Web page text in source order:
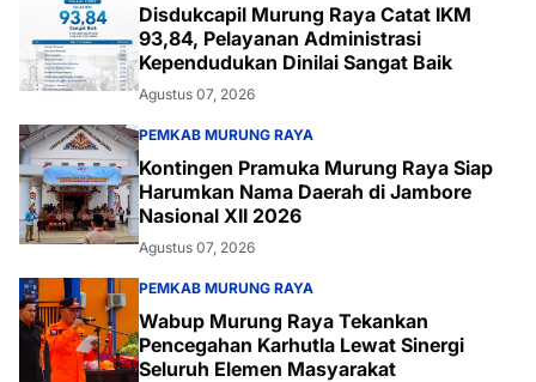
Disdukcapil Murung Raya Catat IKM
93,84, Pelayanan Administrasi
Kependudukan Dinilai Sangat Baik
Agustus 07, 2026
PEMKAB MURUNG RAYA
Kontingen Pramuka Murung Raya Siap
Harumkan Nama Daerah di Jambore
Nasional XII 2026
Agustus 07, 2026
PEMKAB MURUNG RAYA
Wabup Murung Raya Tekankan
Pencegahan Karhutla Lewat Sinergi
Seluruh Elemen Masyarakat